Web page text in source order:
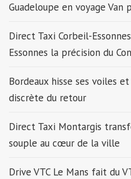
Guadeloupe en voyage Van
Direct Taxi Corbeil-
Essonnes la précision du
Bordeaux hisse ses voiles
discrète du retour
Direct Taxi Montargis
souple au cœur de la ville
Drive VTC Le Mans fait du